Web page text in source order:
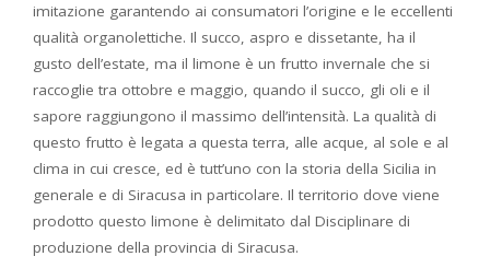
imitazione garantendo ai consumatori l’origine e le eccellenti
qualità organolettiche. Il succo, aspro e dissetante, ha il
gusto dell’estate, ma il limone è un frutto invernale che si
raccoglie tra ottobre e maggio, quando il succo, gli oli e il
sapore raggiungono il massimo dell’intensità. La qualità di
questo frutto è legata a questa terra, alle acque, al sole e al
clima in cui cresce, ed è tutt’uno con la storia della Sicilia in
generale e di Siracusa in particolare. Il territorio dove viene
prodotto questo limone è delimitato dal Disciplinare di
produzione della provincia di Siracusa.